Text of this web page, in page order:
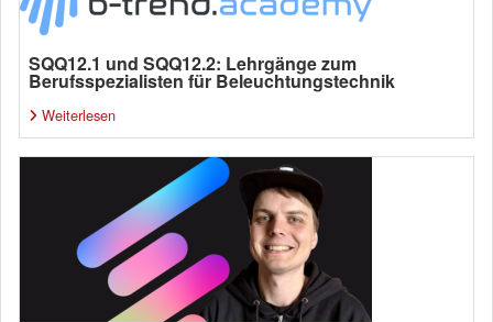
SQQ12.1 und SQQ12.2: Lehrgänge zum
Berufsspezialisten für Beleuchtungstechnik
Weiterlesen